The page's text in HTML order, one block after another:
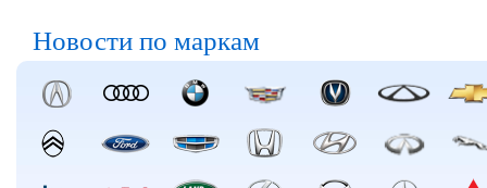
Новости по маркам